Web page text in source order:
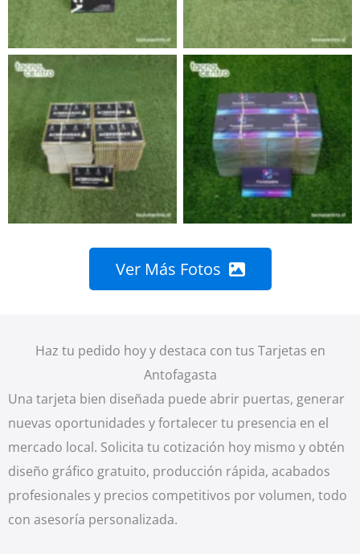
Ver Más Fotos
Haz tu pedido hoy y destaca con tus Tarjetas en
Antofagasta
Una tarjeta bien diseñada puede abrir puertas, generar
nuevas oportunidades y fortalecer tu presencia en el
mercado local. Solicita tu cotización hoy mismo y obtén
diseño gráfico gratuito, producción rápida, acabados
profesionales y precios competitivos por volumen, todo
con asesoría personalizada.